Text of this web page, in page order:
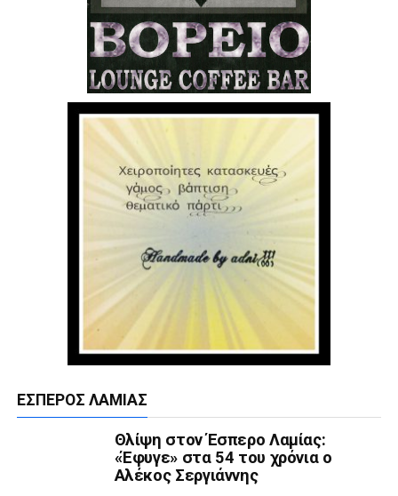
ΈΣΠΕΡΟΣ ΛΑΜΊΑΣ
Θλίψη στον Έσπερο Λαμίας:
«Έφυγε» στα 54 του χρόνια ο
Αλέκος Σεργιάννης